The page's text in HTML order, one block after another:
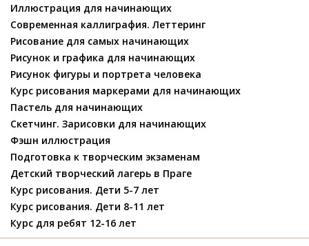
Иллюстрация для начинающих
Современная каллиграфия. Леттеринг
Рисование для самых начинающих
Рисунок и графика для начинающих
Рисунок фигуры и портрета человека
Курс рисования маркерами для начинающих
Пастель для начинающих
Скетчинг. Зарисовки для начинающих
Фэшн иллюстрация
Подготовка к творческим экзаменам
Детский творческий лагерь в Праге
Курс рисования. Дети 5-7 лет
Курс рисования. Дети 8-11 лет
Курс для ребят 12-16 лет